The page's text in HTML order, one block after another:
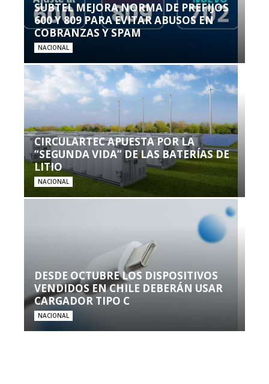
SUBTEL MEJORA NORMA DE PREFIJOS
600 Y 809 PARA EVITAR ABUSOS EN
COBRANZAS Y SPAM
NACIONAL
CIRCULARTEC APUESTA POR LA
“SEGUNDA VIDA” DE LAS BATERÍAS DE
LITIO
NACIONAL
DESDE OCTUBRE LOS DISPOSITIVOS
VENDIDOS EN CHILE DEBERÁN USAR
CARGADOR TIPO C
NACIONAL